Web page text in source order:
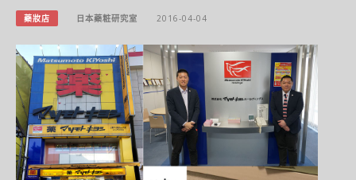
藥妝店 日本藥粧研究室 2016-04-04